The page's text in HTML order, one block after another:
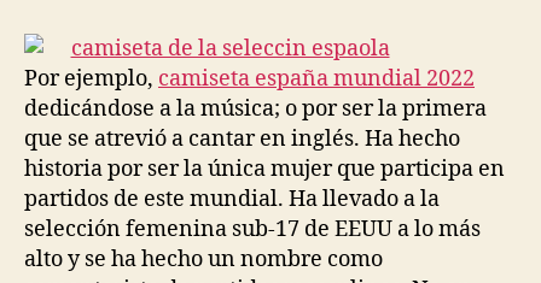
entrada
entrada
Por ejemplo, camiseta españa mundial 2022
dedicándose a la música; o por ser la primera
que se atrevió a cantar en inglés. Ha hecho
historia por ser la única mujer que participa en
partidos de este mundial. Ha llevado a la
selección femenina sub-17 de EEUU a lo más
alto y se ha hecho un nombre como